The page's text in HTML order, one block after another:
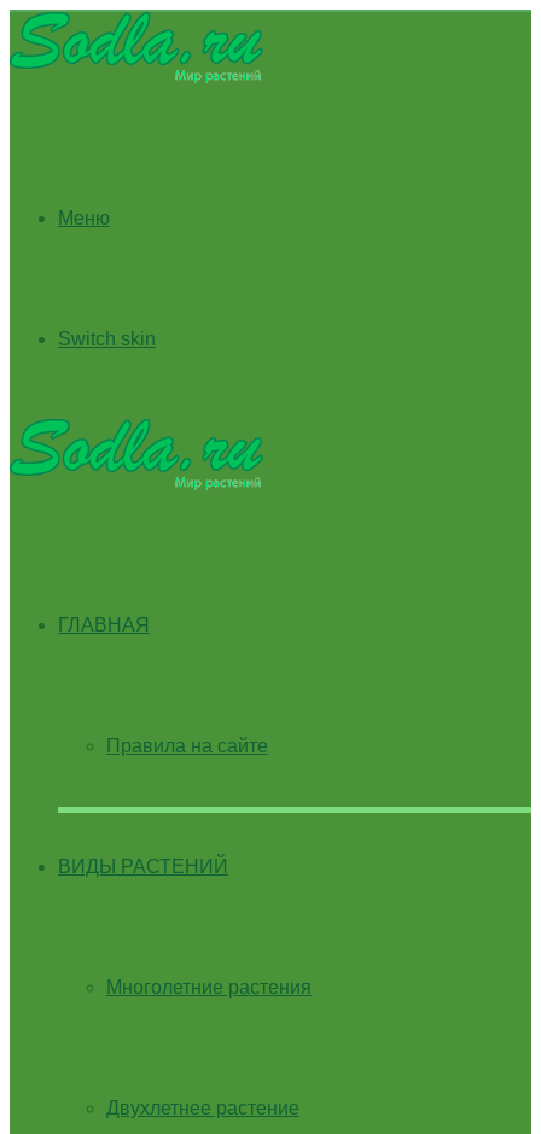
Меню
Switch skin
ГЛАВНАЯ
Правила на сайте
ВИДЫ РАСТЕНИЙ
Многолетние растения
Двухлетнее растение